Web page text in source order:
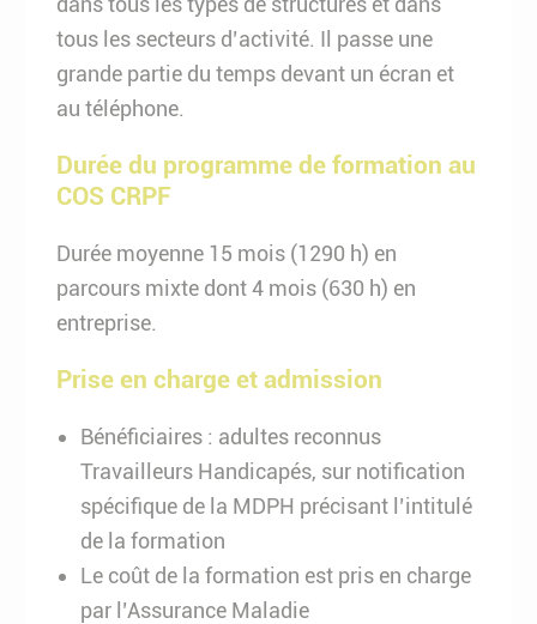
tous les secteurs d’activité. Il passe une
grande partie du temps devant un écran et
au téléphone.
Durée du programme de formation au
COS CRPF
Durée moyenne 15 mois (1290 h) en
parcours mixte dont 4 mois (630 h) en
entreprise.
Prise en charge et admission
Bénéficiaires : adultes reconnus
Travailleurs Handicapés, sur notification
spécifique de la MDPH précisant l’intitulé
de la formation
Le coût de la formation est pris en charge
par l’Assurance Maladie